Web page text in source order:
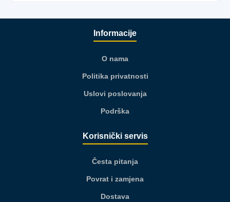
Informacije
O nama
Politika privatnosti
Uslovi poslovanja
Podrška
Korisnički servis
Česta pitanja
Povrat i zamjena
Dostava